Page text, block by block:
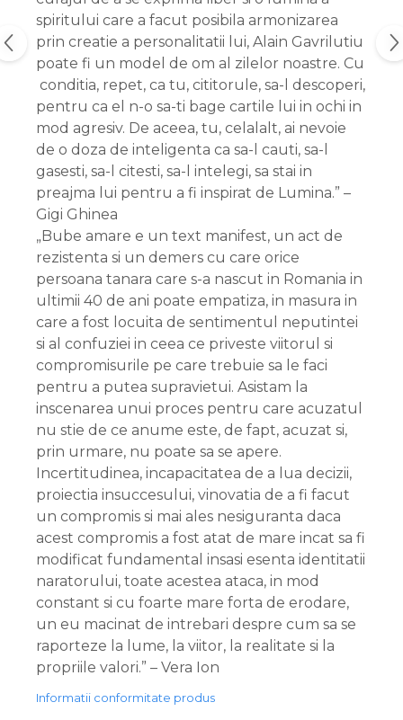
spiritului care a facut posibila armonizarea
prin creatie a personalitatii lui, Alain Gavrilutiu
poate fi un model de om al zilelor noastre. Cu
conditia, repet, ca tu, cititorule, sa-l descoperi,
pentru ca el n-o sa-ti bage cartile lui in ochi in
mod agresiv. De aceea, tu, celalalt, ai nevoie
de o doza de inteligenta ca sa-l cauti, sa-l
gasesti, sa-l citesti, sa-l intelegi, sa stai in
preajma lui pentru a fi inspirat de Lumina.” –
Gigi Ghinea
„Bube amare e un text manifest, un act de
rezistenta si un demers cu care orice
persoana tanara care s-a nascut in Romania in
ultimii 40 de ani poate empatiza, in masura in
care a fost locuita de sentimentul neputintei
si al confuziei in ceea ce priveste viitorul si
compromisurile pe care trebuie sa le faci
pentru a putea supravietui. Asistam la
inscenarea unui proces pentru care acuzatul
nu stie de ce anume este, de fapt, acuzat si,
prin urmare, nu poate sa se apere.
Incertitudinea, incapacitatea de a lua decizii,
proiectia insuccesului, vinovatia de a fi facut
un compromis si mai ales nesiguranta daca
acest compromis a fost atat de mare incat sa fi
modificat fundamental insasi esenta identitatii
naratorului, toate acestea ataca, in mod
constant si cu foarte mare forta de erodare,
un eu macinat de intrebari despre cum sa se
raporteze la lume, la viitor, la realitate si la
propriile valori.” – Vera Ion
Informatii conformitate produs